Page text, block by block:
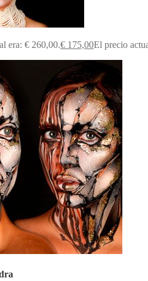
era: € 260,00.€ 175,00El precio